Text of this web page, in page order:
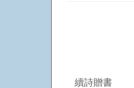
續詩贈書